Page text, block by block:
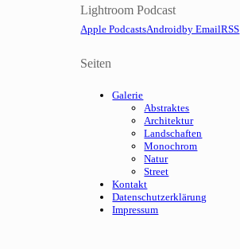
Lightroom Podcast
Apple PodcastsAndroidby EmailRSS
Seiten
Galerie
Abstraktes
Architektur
Landschaften
Monochrom
Natur
Street
Kontakt
Datenschutzerklärung
Impressum